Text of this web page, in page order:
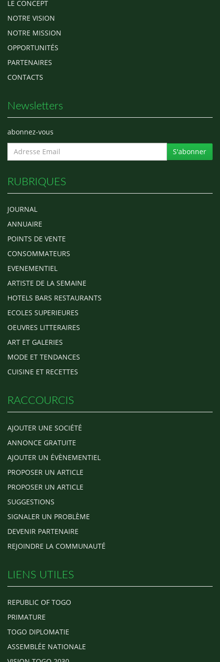
LE CONCEPT
NOTRE VISION
NOTRE MISSION
OPPORTUNITÉS
PARTENAIRES
CONTACTS
Newsletters
abonnez-vous
S'abonner
RUBRIQUES
JOURNAL
ANNUAIRE
POINTS DE VENTE
CONSOMMATEURS
EVENEMENTIEL
ARTISTE DE LA SEMAINE
HOTELS BARS RESTAURANTS
ECOLES SUPERIEURES
OEUVRES LITTERAIRES
ART ET GALERIES
MODE ET TENDANCES
CUISINE ET RECETTES
RACCOURCIS
AJOUTER UNE SOCIÉTÉ
ANNONCE GRATUITE
AJOUTER UN ÉVÈNEMENTIEL
PROPOSER UN ARTICLE
PROPOSER UN ARTICLE
SUGGESTIONS
SIGNALER UN PROBLÈME
DEVENIR PARTENAIRE
REJOINDRE LA COMMUNAUTÉ
LIENS UTILES
REPUBLIC OF TOGO
PRIMATURE
TOGO DIPLOMATIE
ASSEMBLÉE NATIONALE